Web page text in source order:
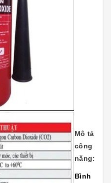
Mô tả
công
năng:
Bình